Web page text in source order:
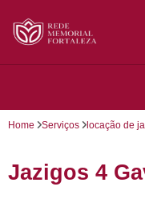
Home Serviços locação de
Jazigos 4